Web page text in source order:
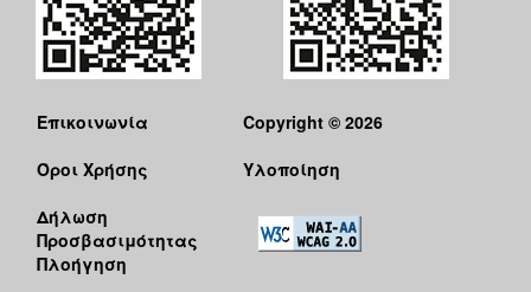
Επικοινωνία
Όροι Χρήσης
Δήλωση
Προσβασιμότητας
Πλοήγηση
Copyright © 2026
Υλοποίηση